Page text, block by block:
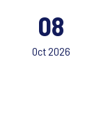
08
Oct 2026